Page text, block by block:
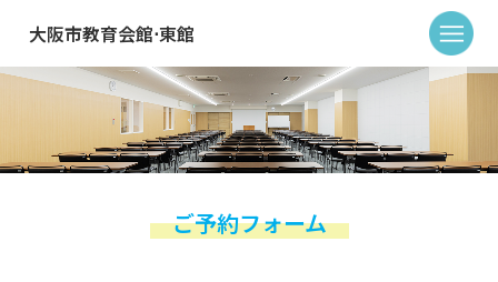
大阪市教育会館⋅東館
ご予約フォーム